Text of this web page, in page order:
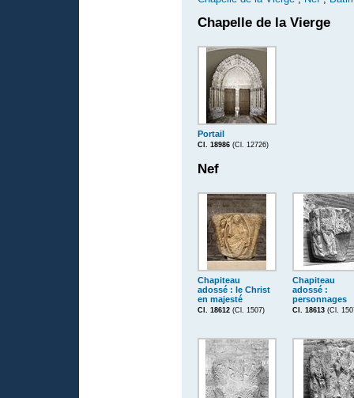
Chapelle de la Vierge
Portail
Cl. 18986 (Cl. 12726)
Nef
Chapiteau
adossé : le Christ
en majesté
Cl. 18612 (Cl. 1507)
Chapiteau
adossé :
personnages
Cl. 18613 (Cl.